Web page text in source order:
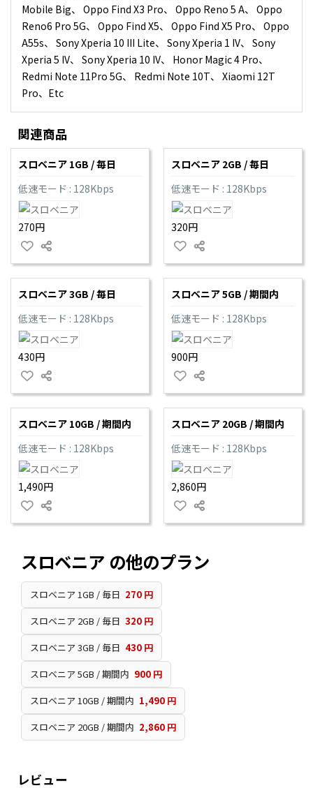
Mobile Big、 Oppo Find X3 Pro、 Oppo Reno 5 A、 Oppo
Reno6 Pro 5G、 Oppo Find X5、 Oppo Find X5 Pro、 Oppo
A55s、 Sony Xperia 10 III Lite、 Sony Xperia 1 IV、 Sony
Xperia 5 IV、 Sony Xperia 10 IV、 Honor Magic 4 Pro、
Redmi Note 11Pro 5G、 Redmi Note 10T、 Xiaomi 12T
Pro、Etc
関連商品
スロベニア 1GB / 毎日
低速モード : 128Kbps
270円
スロベニア 2GB / 毎日
低速モード : 128Kbps
320円
スロベニア 3GB / 毎日
低速モード : 128Kbps
430円
スロベニア 5GB / 期間内
低速モード : 128Kbps
900円
スロベニア 10GB / 期間内
低速モード : 128Kbps
1,490円
スロベニア 20GB / 期間内
低速モード : 128Kbps
2,860円
スロベニア の他のプラン
スロベニア 1GB / 毎日 270 円
スロベニア 2GB / 毎日 320 円
スロベニア 3GB / 毎日 430 円
スロベニア 5GB / 期間内 900 円
スロベニア 10GB / 期間内 1,490 円
スロベニア 20GB / 期間内 2,860 円
レビュー